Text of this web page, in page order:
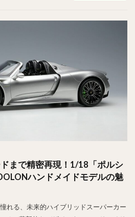
まで精密再現！1/18「ポルシ
ハンドメイドモデルの魅
れる、未来的ハイブリッドスーパーカー